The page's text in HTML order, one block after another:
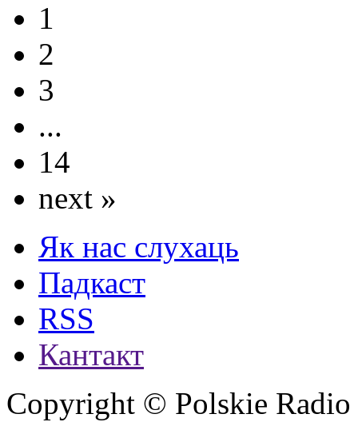
1
2
3
...
14
next »
Як нас слухаць
Падкаст
RSS
Кантакт
Copyright © Polskie